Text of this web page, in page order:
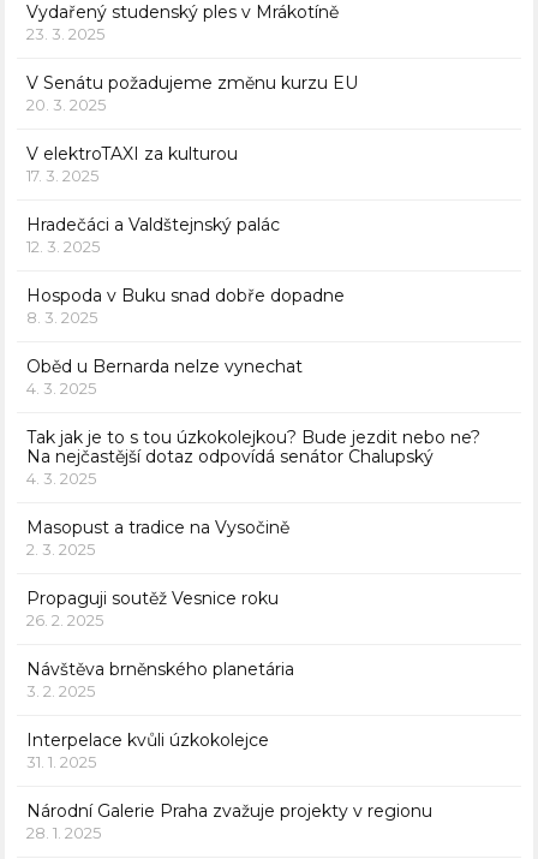
Vydařený studenský ples v Mrákotíně
23. 3. 2025
V Senátu požadujeme změnu kurzu EU
20. 3. 2025
V elektroTAXI za kulturou
17. 3. 2025
Hradečáci a Valdštejnský palác
12. 3. 2025
Hospoda v Buku snad dobře dopadne
8. 3. 2025
Oběd u Bernarda nelze vynechat
4. 3. 2025
Tak jak je to s tou úzkokolejkou? Bude jezdit nebo ne?
Na nejčastější dotaz odpovídá senátor Chalupský
4. 3. 2025
Masopust a tradice na Vysočině
2. 3. 2025
Propaguji soutěž Vesnice roku
26. 2. 2025
Návštěva brněnského planetária
3. 2. 2025
Interpelace kvůli úzkokolejce
31. 1. 2025
Národní Galerie Praha zvažuje projekty v regionu
28. 1. 2025